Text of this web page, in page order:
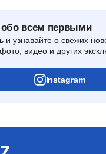
обо всем первыми
и узнавайте о свежих
видео и других
Instagram